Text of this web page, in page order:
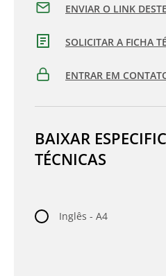
ENVIAR O LINK
SOLICITAR A FICHA
ENTRAR EM
BAIXAR
TÉCNICAS
Inglês - A4